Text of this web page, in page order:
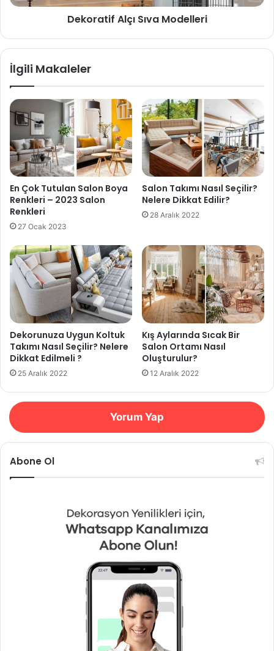
Dekoratif Alçı Sıva Modelleri
İlgili Makaleler
En Çok Tutulan Salon Boya
Renkleri – 2023 Salon
Renkleri
27 Ocak 2023
Salon Takımı Nasıl Seçilir?
Nelere Dikkat Edilir?
28 Aralık 2022
Dekorunuza Uygun Koltuk
Takımı Nasıl Seçilir? Nelere
Dikkat Edilmeli ?
25 Aralık 2022
Kış Aylarında Sıcak Bir
Salon Ortamı Nasıl
Oluşturulur?
12 Aralık 2022
Yorum Yap
Abone Ol